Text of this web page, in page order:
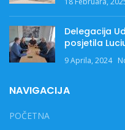
Delegacija
posjetila
9 Aprila, 2024
NAVIGACIJA
POČETNA